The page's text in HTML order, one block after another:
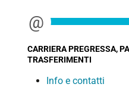
CARRIERA PREGRESSA,
TRASFERIMENTI
Info e contatti